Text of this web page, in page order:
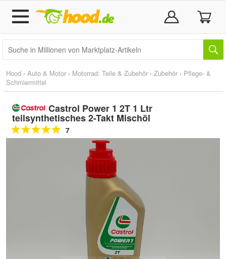
Hood › Auto & Motor › Motorrad: Teile & Zubehör › Zubehör › Pflege- &
Schmiermittel
Castrol Power 1 2T 1 Ltr
teilsynthetisches 2-Takt Mischöl
7